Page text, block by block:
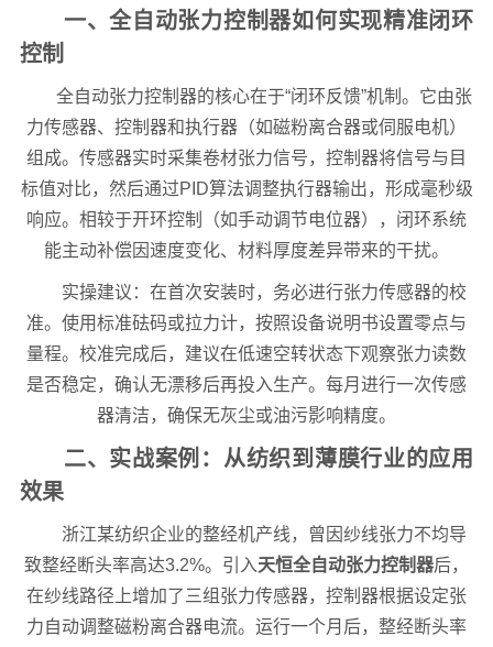
一、全自动张力控制器如何实现精准闭环
控制
全自动张力控制器的核心在于“闭环反馈”机制。它由张
力传感器、控制器和执行器（如磁粉离合器或伺服电机）
组成。传感器实时采集卷材张力信号，控制器将信号与目
标值对比，然后通过PID算法调整执行器输出，形成毫秒级
响应。相较于开环控制（如手动调节电位器），闭环系统
能主动补偿因速度变化、材料厚度差异带来的干扰。
实操建议：在首次安装时，务必进行张力传感器的校
准。使用标准砝码或拉力计，按照设备说明书设置零点与
量程。校准完成后，建议在低速空转状态下观察张力读数
是否稳定，确认无漂移后再投入生产。每月进行一次传感
器清洁，确保无灰尘或油污影响精度。
二、实战案例：从纺织到薄膜行业的应用
效果
浙江某纺织企业的整经机产线，曾因纱线张力不均导
致整经断头率高达3.2%。引入天恒全自动张力控制器后，
在纱线路径上增加了三组张力传感器，控制器根据设定张
力自动调整磁粉离合器电流。运行一个月后，整经断头率